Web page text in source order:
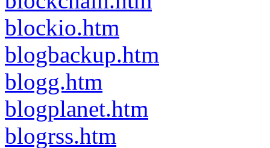
blockio.htm
blogbackup.htm
blogg.htm
blogplanet.htm
blogrss.htm